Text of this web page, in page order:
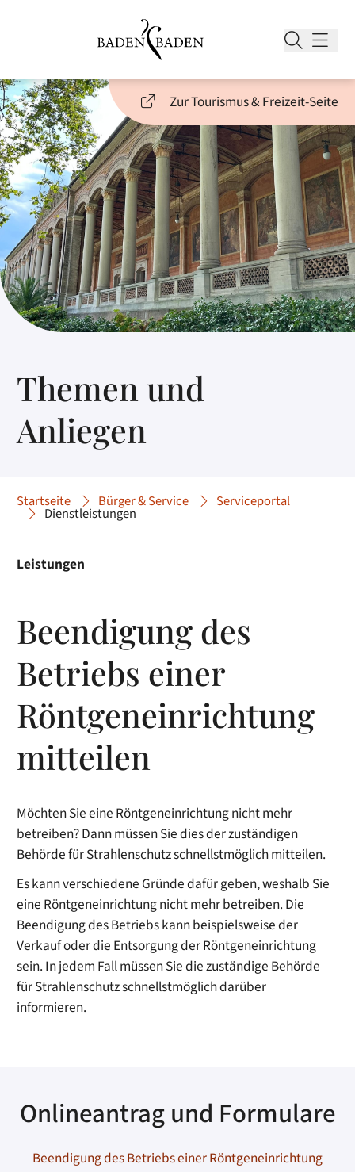
Zur Tourismus & Freizeit-Seite
Themen und
Anliegen
Startseite Bürger & Service Serviceportal
Dienstleistungen
Leistungen
Beendigung des
Betriebs einer
Röntgeneinrichtung
mitteilen
Möchten Sie eine Röntgeneinrichtung nicht mehr
betreiben? Dann müssen Sie dies der zuständigen
Behörde für Strahlenschutz schnellstmöglich mitteilen.
Es kann verschiedene Gründe dafür geben, weshalb Sie
eine Röntgeneinrichtung nicht mehr betreiben. Die
Beendigung des Betriebs kann beispielsweise der
Verkauf oder die Entsorgung der Röntgeneinrichtung
sein. In jedem Fall müssen Sie die zuständige Behörde
für Strahlenschutz schnellstmöglich darüber
informieren.
Onlineantrag und Formulare
Beendigung des Betriebs einer Röntgeneinrichtung